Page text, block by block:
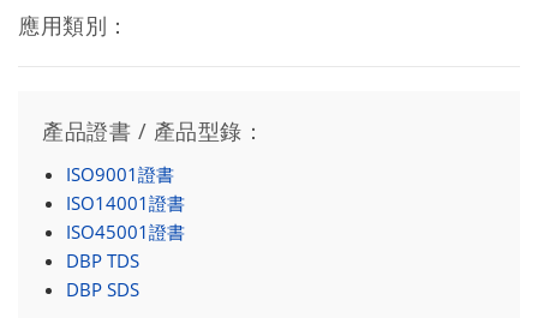
應用類別：
產品證書 / 產品型錄：
ISO9001證書
ISO14001證書
ISO45001證書
DBP TDS
DBP SDS